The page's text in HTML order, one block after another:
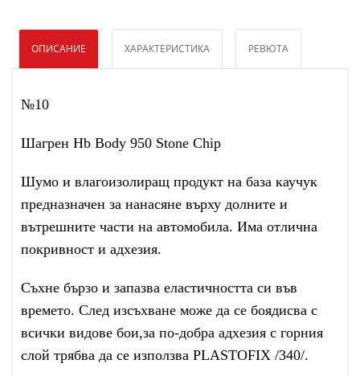
ОПИСАНИЕ ХАРАКТЕРИСТИКА РЕВЮТА
№10
Шагрен Hb Body 950 Stone Chip
Шумо и влагоизолиращ продукт на база каучук
предназначен за нанасяне върху долните и
вътрешните части на автомобила. Има отлична
покривност и адхезия.
Съхне бързо и запазва еластичността си във
времето. След изсъхване може да се боядисва с
всички видове бои,за по-добра адхезия с горния
слой трябва да се използва PLASTOFIX /340/.